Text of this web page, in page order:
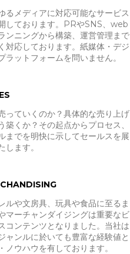
るメディアに対応可能なサービス
しております。PRやSNS、web
ンニングから構築、運営管理まで
対応しております。紙媒体・デジ
ラットフォームを問いません。
っていくのか？具体的な売り上げ
築くか？その起点からプロセス、
までを明快に示してセールスを展
します。
ルや文房具、玩具や食品に至るま
マーチャンダイジングは重要なビ
コンテンツとなりました。当社は
ャンルに於いても豊富な経験値と
ノウハウを有しております。